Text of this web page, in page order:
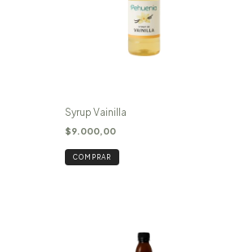
Syrup Vainilla
$9.000,00
COMPRAR